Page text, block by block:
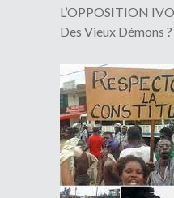
L’OPPOSITION
Des Vieux Démons ?